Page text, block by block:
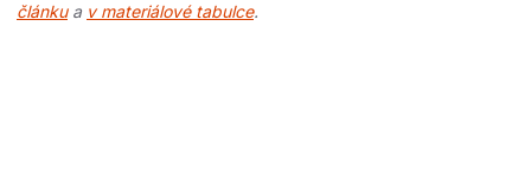
článkua v materiálové tabulce.